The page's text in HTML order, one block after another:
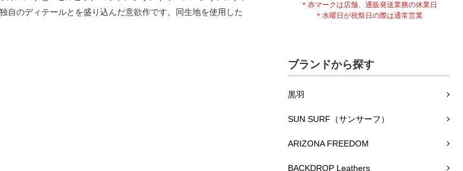
＊赤マークは店舗、通販発送業務の休業日
＊水曜日が祝祭日の際は通常営業
ブランドから探す
黒羽
SUN SURF（サンサーフ）
ARIZONA FREEDOM
BACKDROP Leathers
自のディテールとを盛り込んだ意欲作です。同生地を使用した